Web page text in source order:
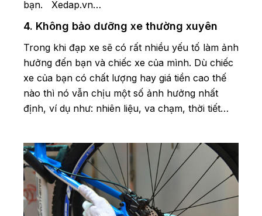
bạn. Xedap.vn…
4. Không bảo dưỡng xe thường xuyên
Trong khi đạp xe sẽ có rất nhiều yếu tố làm ảnh
hưởng đến bạn và chiếc xe của mình. Dù chiếc
xe của bạn có chất lượng hay giá tiền cao thế
nào thì nó vẫn chịu một số ảnh hưởng nhất
định, ví dụ như: nhiên liệu, va chạm, thời tiết…